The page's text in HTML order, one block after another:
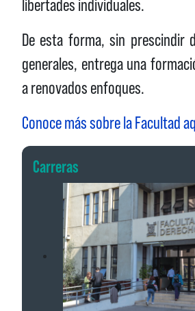
libertades individuales.
De esta forma, sin prescindir
generales, entrega una
a renovados enfoques.
Conoce más sobre la Facultad
Carreras